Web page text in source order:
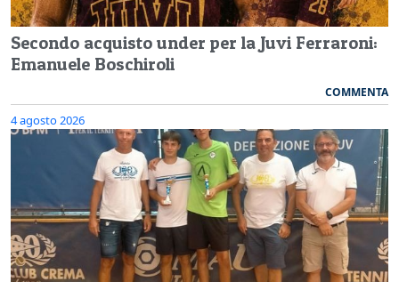
Secondo acquisto under per la Juvi Ferraroni:
Emanuele Boschiroli
COMMENTA
4 agosto 2026